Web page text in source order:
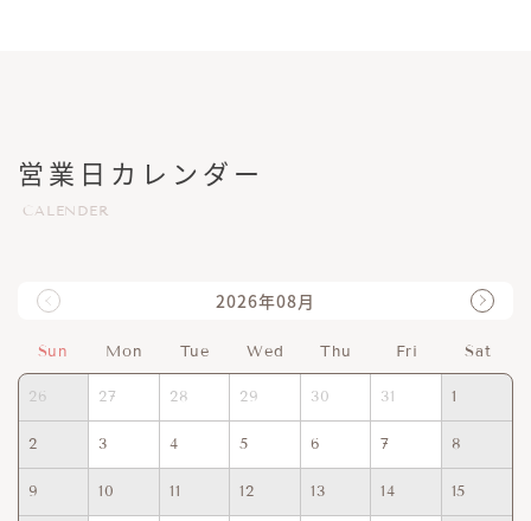
営業日カレンダー
CALENDER
2026年08月
Sun Mon Tue Wed Thu Fri Sat
26 27 28 29 30 31 1
2 3 4 5 6 7 8
9 10 11 12 13 14 15